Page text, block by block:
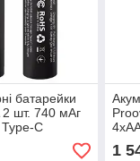
батарейки
2 шт. 740 мАг
Type-C
1